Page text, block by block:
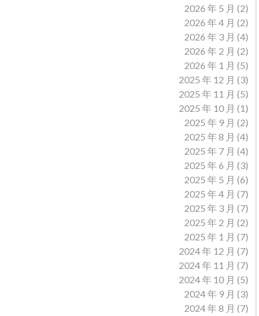
2026 年 5 月 (2)
2026 年 4 月 (2)
2026 年 3 月 (4)
2026 年 2 月 (2)
2026 年 1 月 (5)
2025 年 12 月 (3)
2025 年 11 月 (5)
2025 年 10 月 (1)
2025 年 9 月 (2)
2025 年 8 月 (4)
2025 年 7 月 (4)
2025 年 6 月 (3)
2025 年 5 月 (6)
2025 年 4 月 (7)
2025 年 3 月 (7)
2025 年 2 月 (2)
2025 年 1 月 (7)
2024 年 12 月 (7)
2024 年 11 月 (7)
2024 年 10 月 (5)
2024 年 9 月 (3)
2024 年 8 月 (7)